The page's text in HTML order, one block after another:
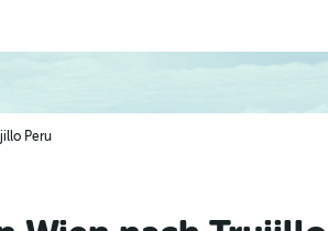
Peru